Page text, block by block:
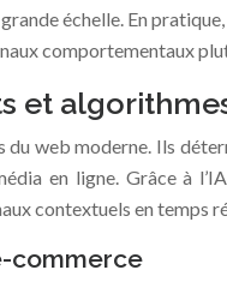
échelle. En
comportementaux
et
web moderne. Ils
en ligne. Grâce à
contextuels en temps
commerce